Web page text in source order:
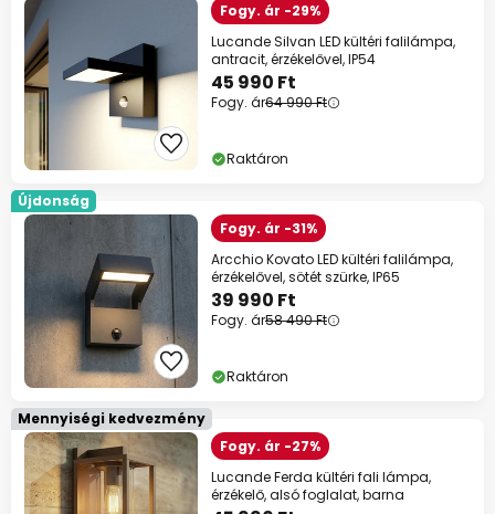
Fogy. ár -29%
Lucande Silvan LED kültéri falilámpa,
antracit, érzékelővel, IP54
45 990 Ft
Fogy. ár64 990 Ft
Raktáron
Újdonság
Fogy. ár -31%
Arcchio Kovato LED kültéri falilámpa,
érzékelővel, sötét szürke, IP65
39 990 Ft
Fogy. ár58 490 Ft
Raktáron
Mennyiségi kedvezmény
Fogy. ár -27%
Lucande Ferda kültéri fali lámpa,
érzékelő, alsó foglalat, barna